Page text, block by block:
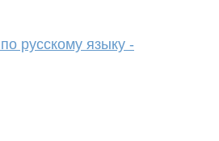
русскому языку -